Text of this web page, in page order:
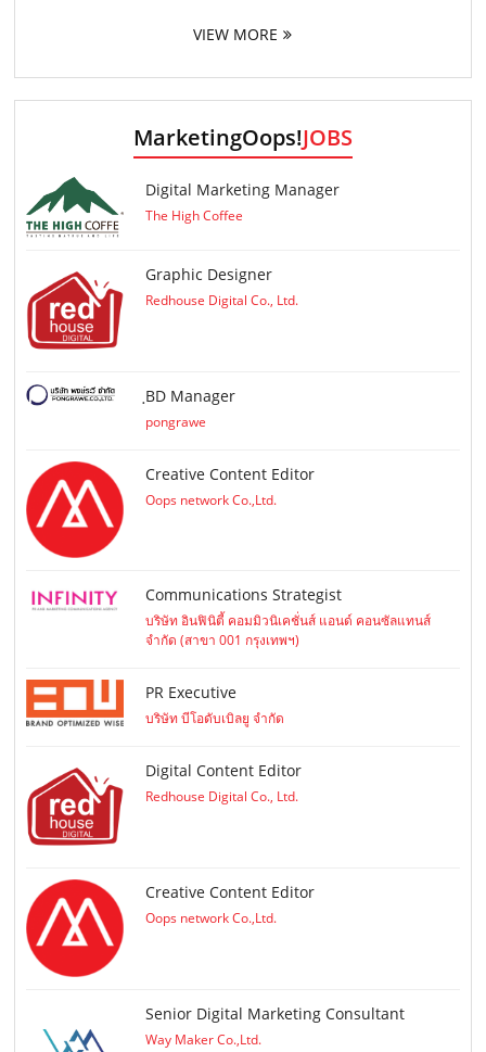
VIEW MORE
MarketingOops!JOBS
Digital Marketing Manager
The High Coffee
Graphic Designer
Redhouse Digital Co., Ltd.
ฺBD Manager
pongrawe
Creative Content Editor
Oops network Co.,Ltd.
Communications Strategist
บริษัท อินฟินิตี้ คอมมิวนิเคชั่นส์ แอนด์ คอนซัลแทนส์
จำกัด (สาขา 001 กรุงเทพฯ)
PR Executive
บริษัท บีโอดับเบิลยู จำกัด
Digital Content Editor
Redhouse Digital Co., Ltd.
Creative Content Editor
Oops network Co.,Ltd.
Senior Digital Marketing Consultant
Way Maker Co.,Ltd.